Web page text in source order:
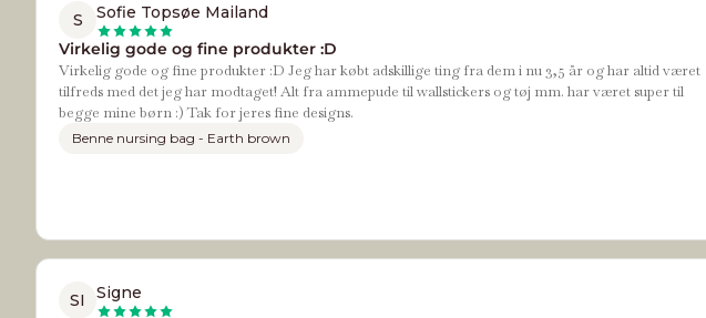
S
Sofie Topsøe Mailand
Virkelig gode og fine produkter :D
Virkelig gode og fine produkter :D Jeg har købt adskillige ting fra dem i nu 3,5 år og har altid været
tilfreds med det jeg har modtaget! Alt fra ammepude til wallstickers og tøj mm. har været super til
begge mine børn :) Tak for jeres fine designs.
Benne nursing bag - Earth brown
SI
Signe